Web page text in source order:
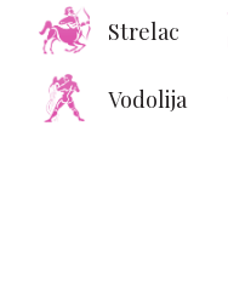
Strelac
Vodolija